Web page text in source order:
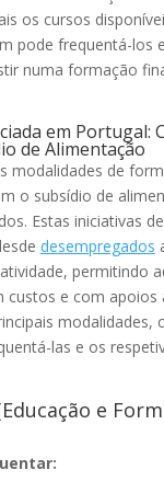
os cursos
pode frequentá-los
numa formação
em Portugal:
de Alimentação
modalidades de
o subsídio de
Estas iniciativas
desempregados
permitindo
custos e com apoios
modalidades,
las e os
e